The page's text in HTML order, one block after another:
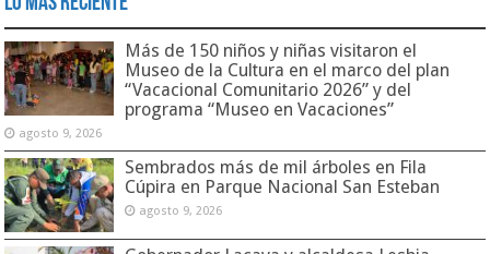
Más de 150 niños y niñas visitaron el
Museo de la Cultura en el marco del plan
“Vacacional Comunitario 2026” y del
programa “Museo en Vacaciones”
agosto 9, 2026
Sembrados más de mil árboles en Fila
Cúpira en Parque Nacional San Esteban
agosto 9, 2026